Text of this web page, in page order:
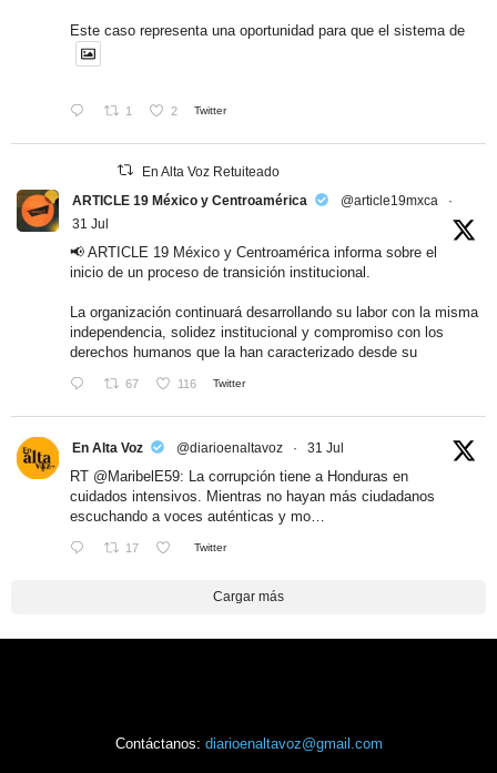
Este caso representa una oportunidad para que el sistema de
1 2 Twitter
En Alta Voz Retuiteado
ARTICLE 19 México y Centroamérica
@article19mxca
·
31 Jul
📢 ARTICLE 19 México y Centroamérica informa sobre el
inicio de un proceso de transición institucional.
La organización continuará desarrollando su labor con la misma
independencia, solidez institucional y compromiso con los
derechos humanos que la han caracterizado desde su
67 116 Twitter
En Alta Voz @diarioenaltavoz · 31 Jul
RT @MaribelE59: La corrupción tiene a Honduras en
cuidados intensivos. Mientras no hayan más ciudadanos
escuchando a voces auténticas y mo…
17 Twitter
Cargar más
Contáctanos: diarioenaltavoz@gmail.com